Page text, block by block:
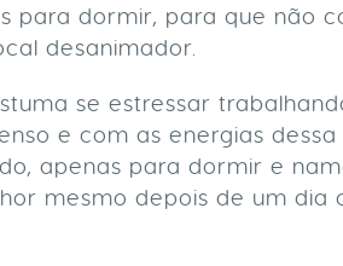
para dormir, para que não
desanimador.
se estressar
e com as energias
apenas para dormir e
mesmo depois de um dia